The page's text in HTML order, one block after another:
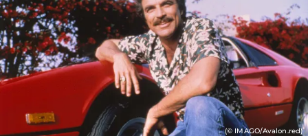
(© IMAGO/Avalon.red)